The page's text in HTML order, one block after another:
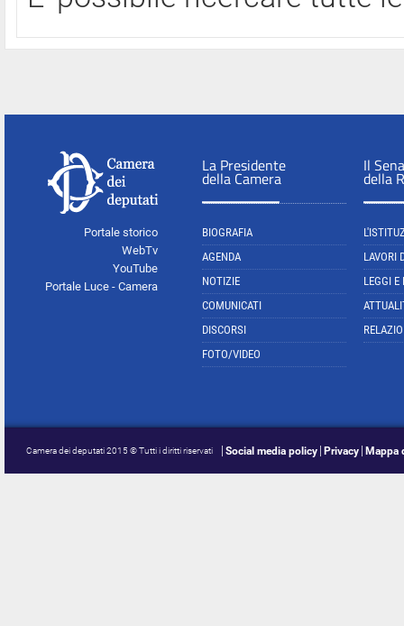
Portale storico
WebTv
YouTube
Portale Luce - Camera
La Presidente
della Camera
BIOGRAFIA
AGENDA
NOTIZIE
COMUNICATI
DISCORSI
FOTO/VIDEO
Il
della
LAVORI
LEGGI E
Camera dei deputati 2015 © Tutti i diritti riservati Social media policy Privacy Mappa